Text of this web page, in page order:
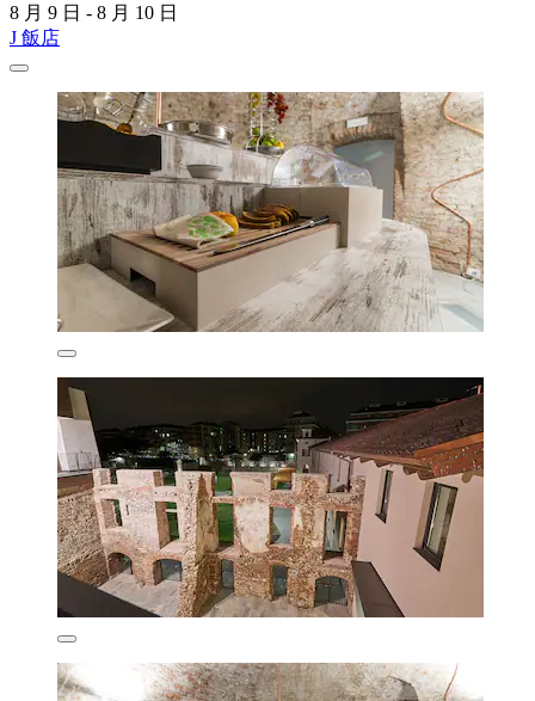
8 月 9 日 - 8 月 10 日
J 飯店